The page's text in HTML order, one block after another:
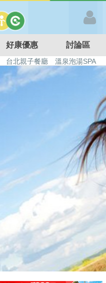
好康優惠 討論區
台北親子餐廳
溫泉泡湯SPA
日本親子景點